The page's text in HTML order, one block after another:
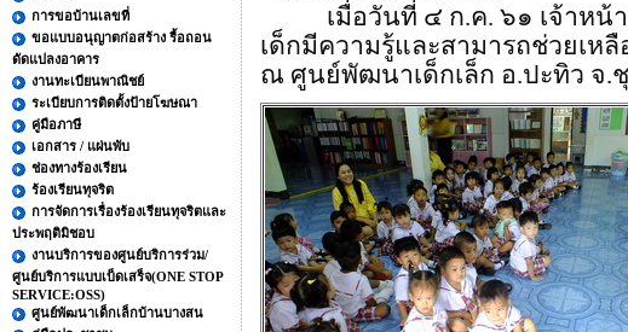
การขอบ้านเลขที่
ขอแบบอนุญาตก่อสร้าง รื้อถอน
ดัดแปลงอาคาร
งานทะเบียนพาณิชย์
ระเบียบการติดตั้งป้ายโฆษณา
คู่มือภาษี
เอกสาร / แผ่นพับ
ช่องทางร้องเรียน
ร้องเรียนทุจริต
การจัดการเรื่องร้องเรียนทุจริตและ
ประพฤติมิชอบ
งานบริการของศูนย์บริการร่วม/
ศูนย์บริการแบบเบ็ดเสร็จ(ONE STOP
SERVICE:OSS)
ศูนย์พัฒนาเด็กเล็กบ้านบางสน
เมื่อวันที่ ๔ ก.ค. ๖๑ เจ้าหน้
เด็กมีความรู้และสามารถช่วยเห
ณ ศูนย์พัฒนาเด็กเล็ก อ.ปะทิว จ.